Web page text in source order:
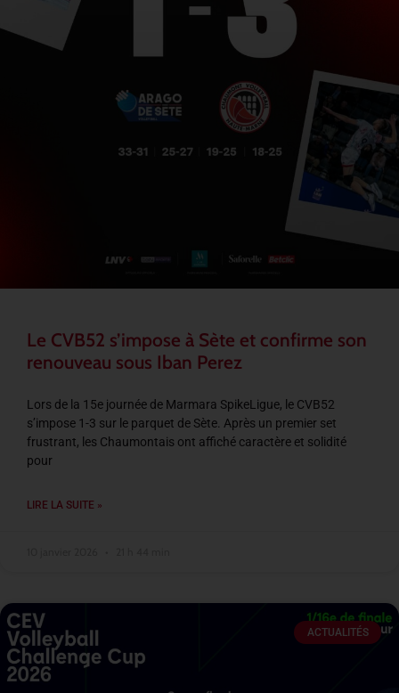
Le CVB52 s’impose à Sète et confirme son
renouveau sous Iban Perez
Lors de la 15e journée de Marmara SpikeLigue, le CVB52
s’impose 1-3 sur le parquet de Sète. Après un premier set
frustrant, les Chaumontais ont affiché caractère et solidité
pour
LIRE LA SUITE »
ACTUALITÉS